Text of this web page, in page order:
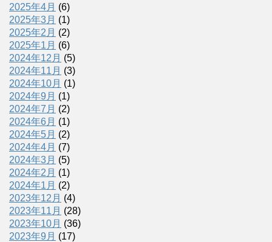
2025年4月 (6)
2025年3月 (1)
2025年2月 (2)
2025年1月 (6)
2024年12月 (5)
2024年11月 (3)
2024年10月 (1)
2024年9月 (1)
2024年7月 (2)
2024年6月 (1)
2024年5月 (2)
2024年4月 (7)
2024年3月 (5)
2024年2月 (1)
2024年1月 (2)
2023年12月 (4)
2023年11月 (28)
2023年10月 (36)
2023年9月 (17)